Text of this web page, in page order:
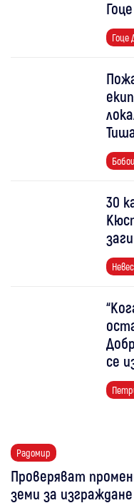
Гоце
30
се
Радомир
Проверяват
земи за